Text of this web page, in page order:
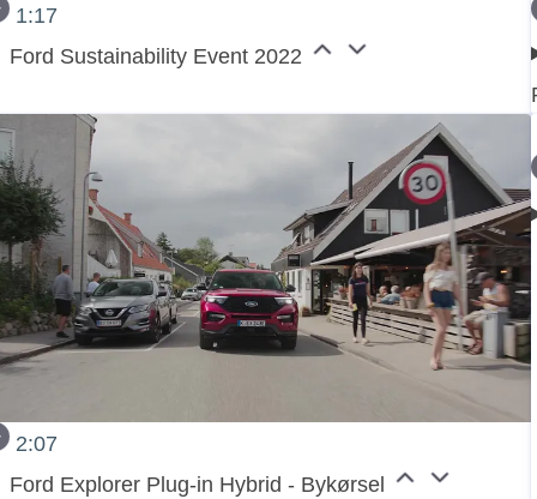
1:17
Ford Sustainability Event 2022
2:07
Ford Explorer Plug-in Hybrid - Bykørsel